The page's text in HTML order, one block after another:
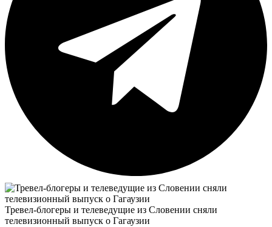
Тревел-блогеры и телеведущие из Словении сняли
телевизионный выпуск о Гагаузии